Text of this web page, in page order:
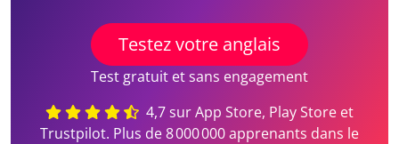
Testez votre anglais
Test gratuit et sans engagement
4,7 sur App Store, Play Store et
Trustpilot. Plus de 8 000 000 apprenants dans le